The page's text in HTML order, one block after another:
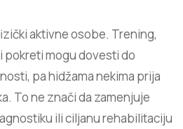
aktivne osobe. Trening,
pokreti mogu dovesti do
pa hidžama nekima prija
To ne znači da zamenjuje
ili ciljanu rehabilitaciju